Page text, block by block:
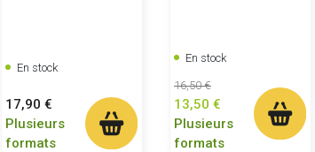
En stock
Prix
17,90 €
Plusieurs
formats
En stock
Prix de base
16,50 €Prix
13,50 €
Plusieurs
formats